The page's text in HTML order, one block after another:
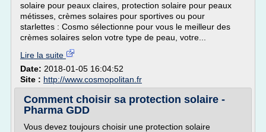
solaire pour peaux claires, protection solaire pour peaux
métisses, crèmes solaires pour sportives ou pour
starlettes : Cosmo sélectionne pour vous le meilleur des
crèmes solaires selon votre type de peau, votre...
Lire la suite
Date: 2018-01-05 16:04:52
Site : http://www.cosmopolitan.fr
Comment choisir sa protection solaire -
Pharma GDD
Vous devez toujours choisir une protection solaire